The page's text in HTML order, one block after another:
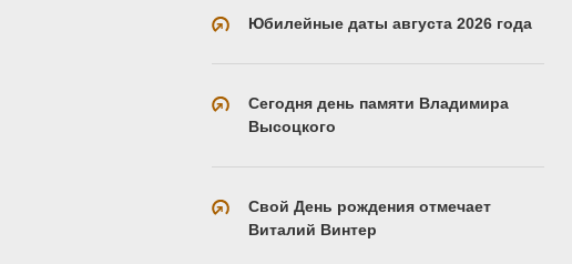
Юбилейные даты августа 2026 года
Сегодня день памяти Владимира
Высоцкого
Свой День рождения отмечает
Виталий Винтер